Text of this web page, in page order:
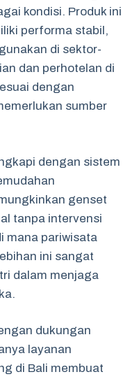
kondisi. Produk ini
performa stabil,
di sektor-
dan perhotelan di
dengan
sumber
dengan sistem
genset
tanpa intervensi
mana pariwisata
ini sangat
dalam menjaga
dukungan
layanan
di Bali membuat